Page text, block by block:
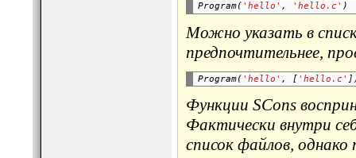
Program( 'hello' , 'hello.c'
Можно указать в
предпочтительнее,
Program( 'hello' , [ 'hello.c'
Функции SCons
Фактически внутри
список файлов,